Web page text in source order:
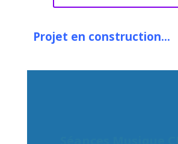
Projet en construction…